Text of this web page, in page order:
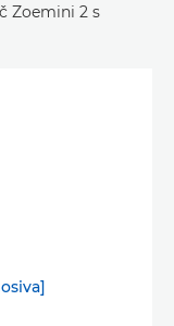
Zoemini 2 s